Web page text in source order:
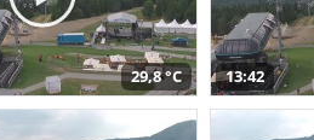
29,8 °C 13:42